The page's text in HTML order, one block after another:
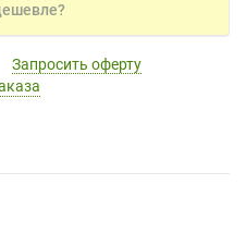
Запросить оферту